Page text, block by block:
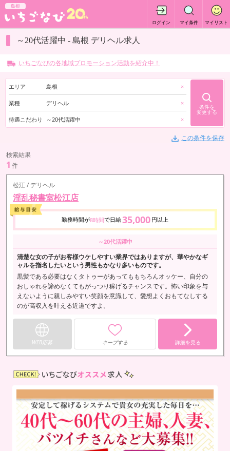
島根
ログイン マイ条件 マイリスト
～20代活躍中 - 島根 デリヘル求人
いちごなびの各地域プロモーション活動を紹介中！
エリア 島根 ×
業種 デリヘル ×
待遇こだわり ～20代活躍中 ×
条件を
変更する
この条件を保存
検索結果
1 件
松江 / デリヘル
淫乱秘書室松江店
勤務時間が8時間で日給35,000 円以上
～20代活躍中
清楚な女の子がお客様ウケしやすい業界ではありますが、華やかなギ
ャルを指名したいという男性もかなり多いものです。
黒髪である必要はなくタトゥーがあってももちろんオッケー、自分の
おしゃれを諦めなくてもがっつり稼げるチャンスです。怖い印象を与
えないように親しみやすい笑顔を意識して、愛想よくおもてなしする
のが高収入を叶える近道ですよ。
WEB応募 キープする 詳細を見る